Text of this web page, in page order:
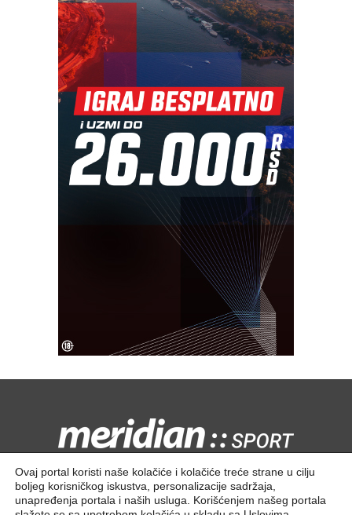
Kontaktirajte nas:redakcija@meridiansport.rs
Ovaj portal koristi naše kolačiće i kolačiće treće strane u cilju
boljeg korisničkog iskustva, personalizacije sadržaja,
unapređenja portala i naših usluga. Korišćenjem našeg portala